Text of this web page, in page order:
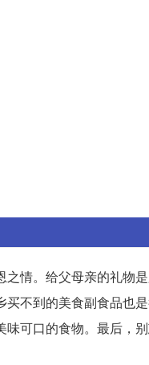
情。给父母亲的礼物
不到的美食副食品也是
可口的食物。最后，